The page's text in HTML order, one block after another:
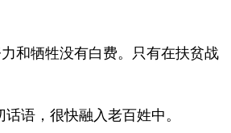
和牺牲没有白费。只有在扶贫战
语，很快融入老百姓中。